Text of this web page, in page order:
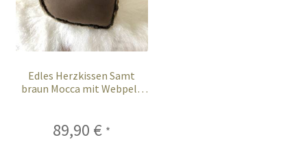
Edles Herzkissen Samt
braun Mocca mit Webpelz
89,90 € *